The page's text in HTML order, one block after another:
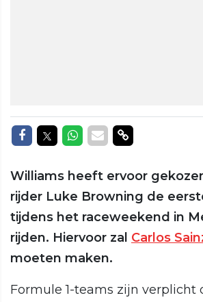
Delen op Facebook
Delen op Twitter
Delen op Whatsapp
Delen via Mail
Delen via
Williams heeft ervoor
rijder Luke Browning de
tijdens het raceweekend in
rijden. Hiervoor zal Carlos
moeten maken.
Formule 1-teams zijn verplicht